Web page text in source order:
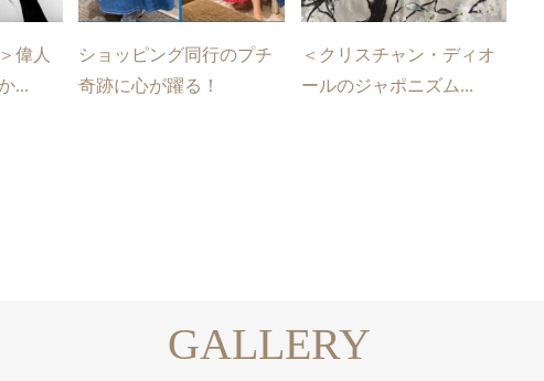
偉人
...
ショッピング同行のプチ
奇跡に心が躍る！
＜クリスチャン・ディオ
ールのジャポニズム...
GALLERY